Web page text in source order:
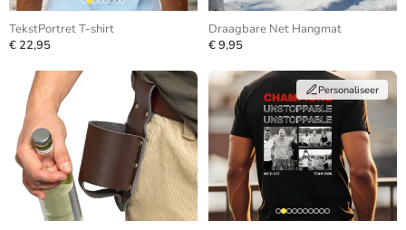
TekstPortret T-shirt
€ 22,95
Draagbare Net Hangmat
€ 9,95
Personaliseer